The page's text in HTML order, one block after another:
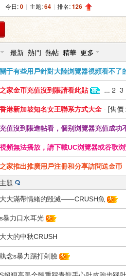
今日:0 | 主題:64 | 排名:126
最新 熱門 熱帖 精華 更多
于有些用戶針對大陸浏覽器視頻看不了
家金币充值沒到賬請看此貼 ... 2 3
港新加坡知名女王聯系方式大全 - [售價
值沒到賬進帖看，個别浏覽器充值成功
頻無法播放，請下載UC浏覽器或谷歌
家推出推廣用戶注冊和分享訪問送金币
題
大滿帶情緒的毀滅——CRUSH魚
暴力口水耳光
大的中秋CRUSH
念s暴力踢打剁臉